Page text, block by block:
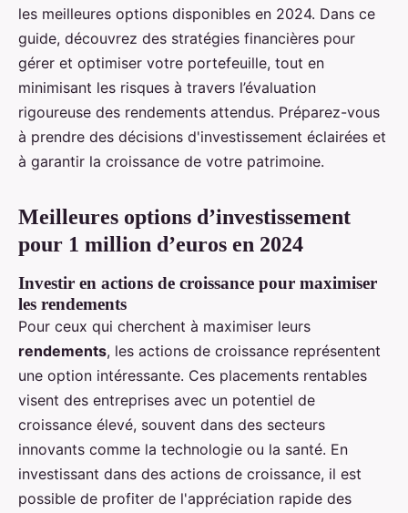
les meilleures options disponibles en 2024. Dans ce
guide, découvrez des stratégies financières pour
gérer et optimiser votre portefeuille, tout en
minimisant les risques à travers l’évaluation
rigoureuse des rendements attendus. Préparez-vous
à prendre des décisions d'investissement éclairées et
à garantir la croissance de votre patrimoine.
Meilleures options d’investissement
pour 1 million d’euros en 2024
Investir en actions de croissance pour maximiser
les rendements
Pour ceux qui cherchent à maximiser leurs
rendements, les actions de croissance représentent
une option intéressante. Ces placements rentables
visent des entreprises avec un potentiel de
croissance élevé, souvent dans des secteurs
innovants comme la technologie ou la santé. En
investissant dans des actions de croissance, il est
possible de profiter de l'appréciation rapide des